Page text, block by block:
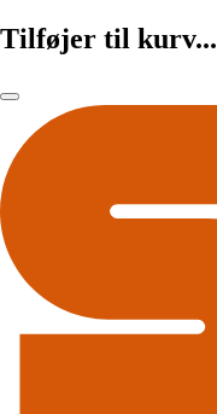
Tilføjer til kurv...